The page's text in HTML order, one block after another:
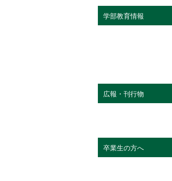
学部教育情報
広報・刊行物
卒業生の方へ